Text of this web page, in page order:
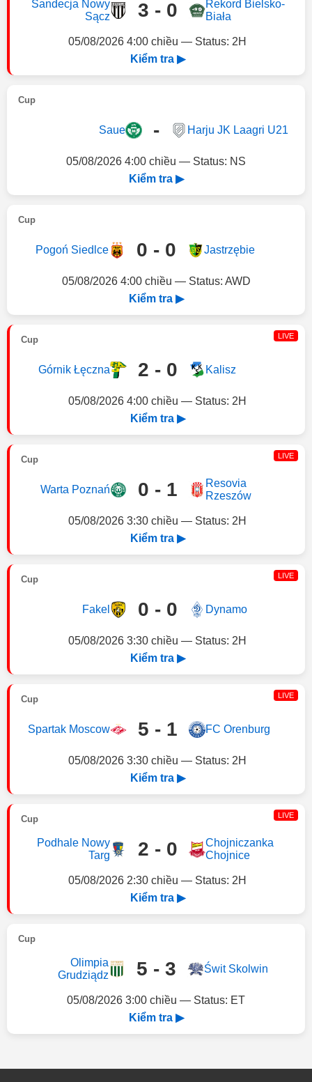
Sandecja Nowy
Sącz
3 - 0
Rekord Bielsko-
Biała
05/08/2026 4:00 chiều — Status: 2H
Kiểm tra ▶
Cup
Saue - Harju JK Laagri U21
05/08/2026 4:00 chiều — Status: NS
Kiểm tra ▶
Cup
Pogoń Siedlce 0 - 0 Jastrzębie
05/08/2026 4:00 chiều — Status: AWD
Kiểm tra ▶
Cup LIVE
Górnik Łęczna 2 - 0 Kalisz
05/08/2026 4:00 chiều — Status: 2H
Kiểm tra ▶
Cup LIVE
Warta Poznań 0 - 1
Resovia
Rzeszów
05/08/2026 3:30 chiều — Status: 2H
Kiểm tra ▶
Cup LIVE
Fakel 0 - 0 Dynamo
05/08/2026 3:30 chiều — Status: 2H
Kiểm tra ▶
Cup LIVE
Spartak Moscow 5 - 1 FC Orenburg
05/08/2026 3:30 chiều — Status: 2H
Kiểm tra ▶
Cup LIVE
Podhale Nowy
Targ
2 - 0
Chojniczanka
Chojnice
05/08/2026 2:30 chiều — Status: 2H
Kiểm tra ▶
Cup
Olimpia
Grudziądz
5 - 3 Świt Skolwin
05/08/2026 3:00 chiều — Status: ET
Kiểm tra ▶